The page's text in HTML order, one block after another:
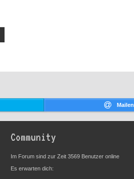
Mailen
Community
Im Forum sind zur Zeit 3569 Benutzer online
Es erwarten dich: